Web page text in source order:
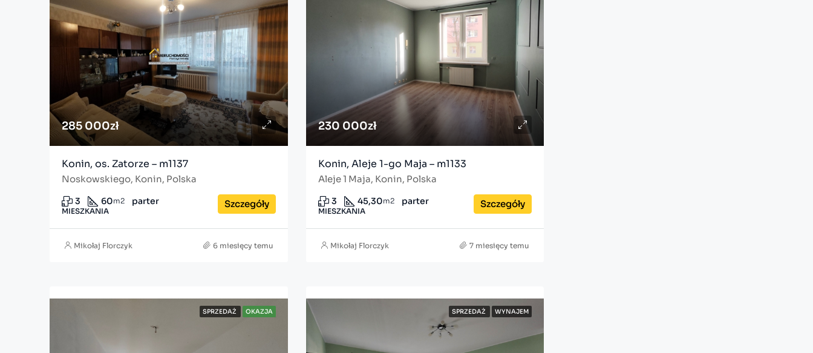
285 000zł
Konin, os. Zatorze – m1137
Noskowskiego, Konin, Polska
3 60m2 parter
MIESZKANIA
Szczegóły
Mikołaj Florczyk 6 miesięcy temu
230 000zł
Konin, Aleje 1-go Maja – m1133
Aleje 1 Maja, Konin, Polska
3 45,30m2 parter
MIESZKANIA
Szczegóły
Mikołaj Florczyk 7 miesięcy temu
SPRZEDAŻ OKAZJA SPRZEDAŻ WYNAJEM